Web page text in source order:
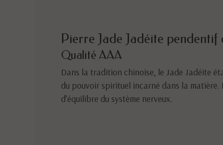
Pierre Jade Jadéite
Qualité AAA
Dans la tradition chinoise, le Jade Jadéite
du pouvoir spirituel incarné dans la matière.
d’équilibre du système nerveux.